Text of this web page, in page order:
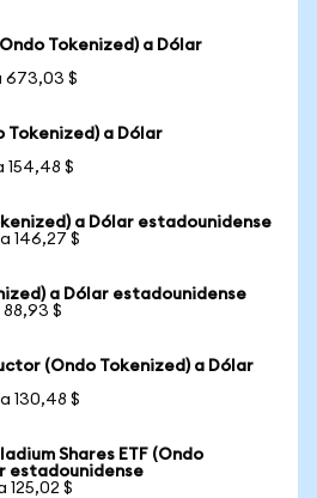
Tokenized) a Dólar
673,03 $
Tokenized) a Dólar
154,48 $
a Dólar estadounidense
146,27 $
a Dólar estadounidense
88,93 $
(Ondo Tokenized) a Dólar
130,48 $
Shares ETF (Ondo
estadounidense
125,02 $